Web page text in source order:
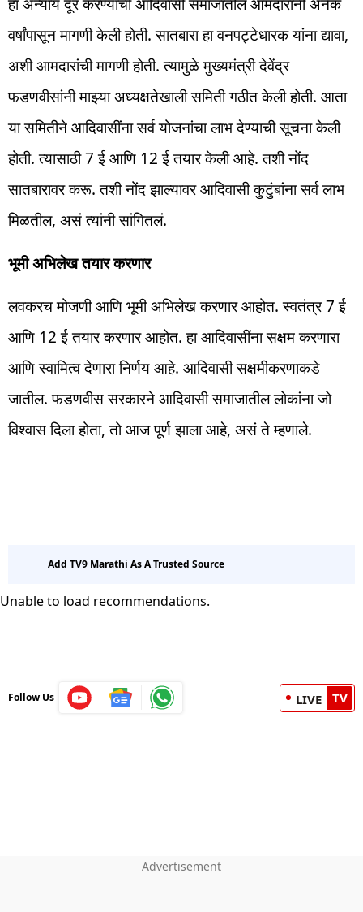
हा अन्याय दूर करण्याची आदिवासी समाजातील आमदारांनी अनेक
वर्षांपासून मागणी केली होती. सातबारा हा वनपट्टेधारक यांना द्यावा,
अशी आमदारांची मागणी होती. त्यामुळे मुख्यमंत्री देवेंद्र
फडणवीसांनी माझ्या अध्यक्षतेखाली समिती गठीत केली होती. आता
या समितीने आदिवासींना सर्व योजनांचा लाभ देण्याची सूचना केली
होती. त्यासाठी 7 ई आणि 12 ई तयार केली आहे. तशी नोंद
सातबारावर करू. तशी नोंद झाल्यावर आदिवासी कुटुंबांना सर्व लाभ
मिळतील, असं त्यांनी सांगितलं.
भूमी अभिलेख तयार करणार
लवकरच मोजणी आणि भूमी अभिलेख करणार आहोत. स्वतंत्र 7 ई
आणि 12 ई तयार करणार आहोत. हा आदिवासींना सक्षम करणारा
आणि स्वामित्व देणारा निर्णय आहे. आदिवासी सक्षमीकरणाकडे
जातील. फडणवीस सरकारने आदिवासी समाजातील लोकांना जो
विश्वास दिला होता, तो आज पूर्ण झाला आहे, असं ते म्हणाले.
Add TV9 Marathi As A Trusted Source
Unable to load recommendations.
Follow Us LIVE TV